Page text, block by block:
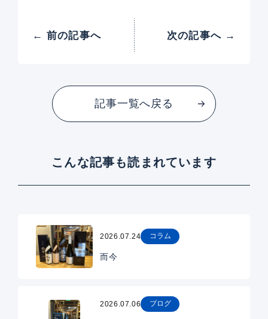
← 前の記事へ 次の記事へ →
記事一覧へ戻る
こんな記事も読まれています
2026.07.24 コラム
而今
2026.07.06 ブログ